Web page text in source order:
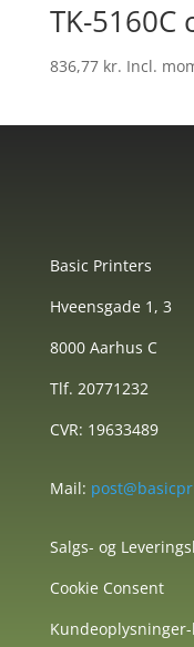
TK-5160C
836,77 kr. Incl.
Basic Printers
Hveensgade 1, 3
8000 Aarhus C
Tlf. 20771232
CVR: 19633489
Mail:
Salgs- og
Cookie Consent